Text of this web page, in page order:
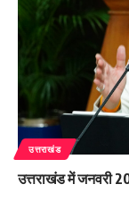
उत्तराखंड
उत्तराखंड में जनवरी